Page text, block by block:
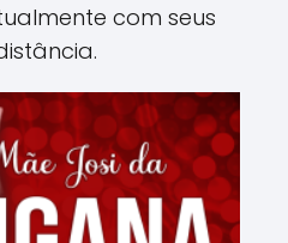
com seus